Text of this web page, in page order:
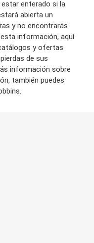
enterado si la
abierta un
y no encontrarás
información, aquí
y ofertas
de sus
información sobre
también puedes